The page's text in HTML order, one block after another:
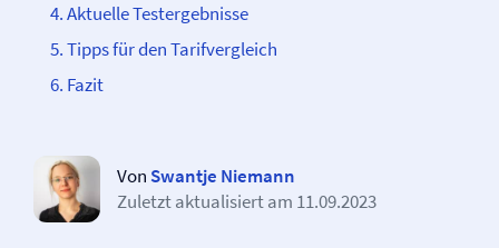
Aktuelle Testergebnisse
Tipps für den Tarifvergleich
Fazit
Von Swantje Niemann
Zuletzt aktualisiert am 11.09.2023